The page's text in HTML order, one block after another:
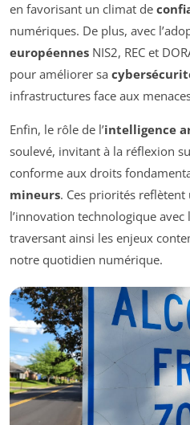
en favorisant un climat de
numériques. De plus, avec
européennes NIS2, REC et
pour améliorer sa
infrastructures face aux
Enfin, le rôle de l’intelligence
soulevé, invitant à la réflexion
conforme aux droits
mineurs. Ces priorités
l’innovation technologique avec
traversant ainsi les enjeux
notre quotidien numérique.